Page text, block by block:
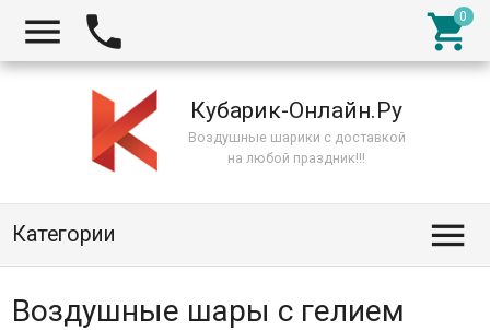
  
Кубарик-Онлайн.Ру
Воздушные шарики с доставкой
на любой праздник!!!
Категории 
Воздушные шары с гелием